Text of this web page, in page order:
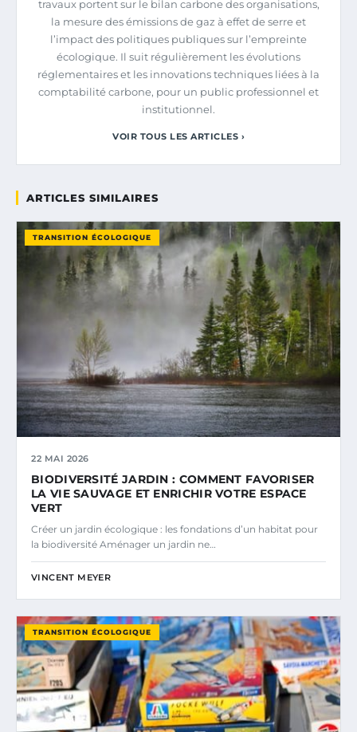
travaux portent sur le bilan carbone des organisations,
la mesure des émissions de gaz à effet de serre et
l’impact des politiques publiques sur l’empreinte
écologique. Il suit régulièrement les évolutions
réglementaires et les innovations techniques liées à la
comptabilité carbone, pour un public professionnel et
institutionnel.
VOIR TOUS LES ARTICLES ›
ARTICLES SIMILAIRES
TRANSITION ÉCOLOGIQUE
22 MAI 2026
BIODIVERSITÉ JARDIN : COMMENT FAVORISER
LA VIE SAUVAGE ET ENRICHIR VOTRE ESPACE
VERT
Créer un jardin écologique : les fondations d’un habitat pour
la biodiversité Aménager un jardin ne…
VINCENT MEYER
TRANSITION ÉCOLOGIQUE